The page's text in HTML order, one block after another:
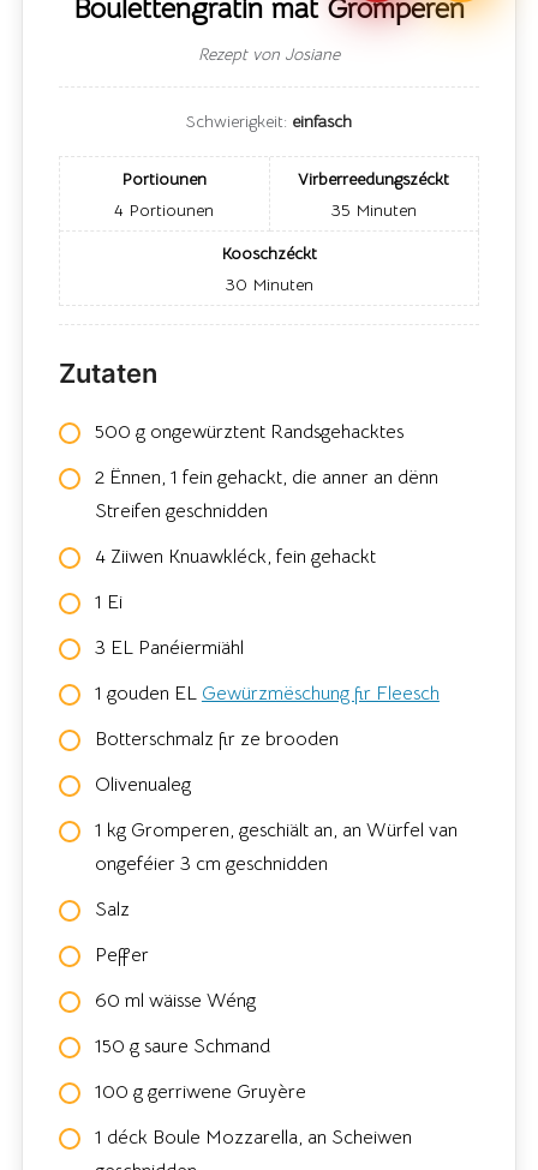
Boulettengratin mat Gromperen
Rezept von Josiane
Schwierigkeit: einfasch
Portiounen
4 Portiounen
Virberreedungszéckt
35 Minuten
Kooschzéckt
30 Minuten
Zutaten
500 g ongewürztent Randsgehacktes
2 Ënnen, 1 fein gehackt, die anner an dënn
Streifen geschnidden
4 Ziiwen Knuawkléck, fein gehackt
1 Ei
3 EL Panéiermiähl
1 gouden EL Gewürzmëschung fir Fleesch
Botterschmalz fir ze brooden
Olivenualeg
1 kg Gromperen, geschiält an, an Würfel van
ongeféier 3 cm geschnidden
Salz
Peffer
60 ml wäisse Wéng
150 g saure Schmand
100 g gerriwene Gruyère
1 déck Boule Mozzarella, an Scheiwen